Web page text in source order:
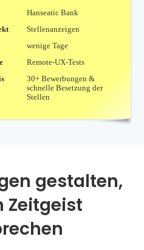
Hanseatic Bank
Stellenanzeigen
wenige Tage
Remote-UX-Tests
30+ Bewerbungen &
schnelle Besetzung der
Stellen
gestalten,
Zeitgeist